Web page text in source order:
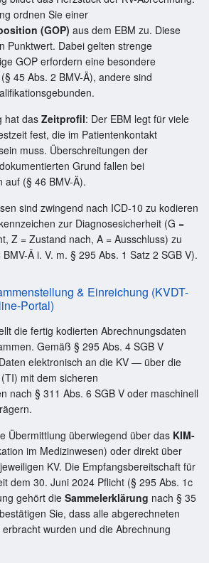
ordnen Sie einer
(GOP) aus dem EBM zu. Diese
Punktwert. Dabei gelten strenge
GOP erfordern eine besondere
45 Abs. 2 BMV-Ä), andere sind
hat das Zeitprofil: Der EBM legt für viele
fest, die im Patientenkontakt
muss. Überschreitungen der
Grund fallen bei
auf (§ 46 BMV-Ä).
sind zwingend nach ICD-10 zu kodieren
zur Diagnosesicherheit (G =
Z = Zustand nach, A = Ausschluss) zu
Ä i. V. m. § 295 Abs. 1 Satz 2 SGB V).
& Einreichung (KVDT-
Portal)
die fertig kodierten Abrechnungsdaten
Gemäß § 295 Abs. 4 SGB V
elektronisch an die KV — über die
mit dem sicheren
nach § 311 Abs. 6 SGB V oder maschinell
Übermittlung überwiegend über das KIM-
im Medizinwesen) oder direkt über
KV. Die Empfangsbereitschaft für
dem 30. Juni 2024 Pflicht (§ 295 Abs. 1c
gehört die Sammelerklärung nach § 35
Sie, dass alle abgerechneten
wurden und die Abrechnung